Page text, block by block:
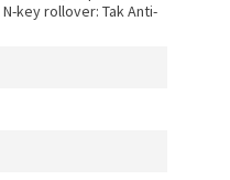
key rollover: Tak Anti-